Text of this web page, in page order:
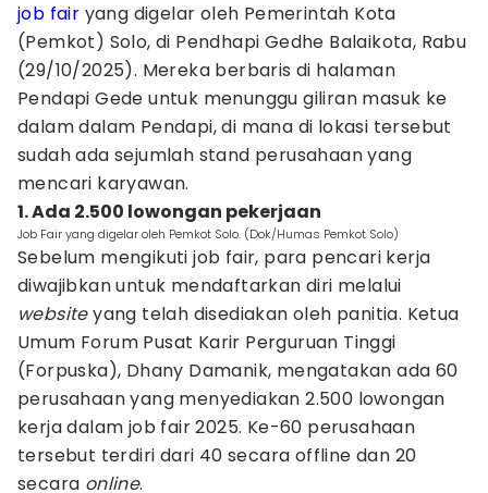
job fair yang digelar oleh Pemerintah Kota
(Pemkot) Solo, di Pendhapi Gedhe Balaikota, Rabu
(29/10/2025). Mereka berbaris di halaman
Pendapi Gede untuk menunggu giliran masuk ke
dalam dalam Pendapi, di mana di lokasi tersebut
sudah ada sejumlah stand perusahaan yang
mencari karyawan.
1. Ada 2.500 lowongan pekerjaan
Job Fair yang digelar oleh Pemkot Solo. (Dok/Humas Pemkot Solo)
Sebelum mengikuti job fair, para pencari kerja
diwajibkan untuk mendaftarkan diri melalui
websiteyang telah disediakan oleh panitia. Ketua
Umum Forum Pusat Karir Perguruan Tinggi
(Forpuska), Dhany Damanik, mengatakan ada 60
perusahaan yang menyediakan 2.500 lowongan
kerja dalam job fair 2025. Ke-60 perusahaan
tersebut terdiri dari 40 secara offline dan 20
secara online.